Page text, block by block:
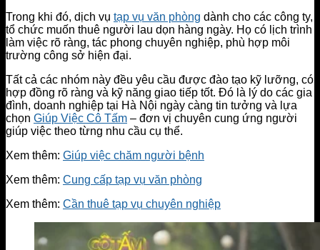
Trong khi đó, dịch vụ tạp vụ văn phòng dành cho các công ty,
tổ chức muốn thuê người lau dọn hàng ngày. Họ có lịch trình
làm việc rõ ràng, tác phong chuyên nghiệp, phù hợp môi
trường công sở hiện đại.
Tất cả các nhóm này đều yêu cầu được đào tạo kỹ lưỡng, có
hợp đồng rõ ràng và kỹ năng giao tiếp tốt. Đó là lý do các gia
đình, doanh nghiệp tại Hà Nội ngày càng tin tưởng và lựa
chọn Giúp Việc Cô Tấm – đơn vị chuyên cung ứng người
giúp việc theo từng nhu cầu cụ thể.
Xem thêm: Giúp việc chăm người bệnh
Xem thêm: Cung cấp tạp vụ văn phòng
Xem thêm: Cần thuê tạp vụ chuyên nghiệp